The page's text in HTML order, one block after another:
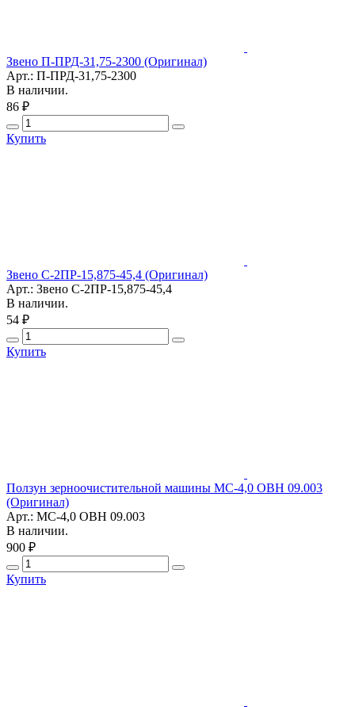
Звено П-ПРД-31,75-2300 (Оригинал)
Арт.: П-ПРД-31,75-2300
В наличии.
86 ₽
Купить
Звено С-2ПР-15,875-45,4 (Оригинал)
Арт.: Звено С-2ПР-15,875-45,4
В наличии.
54 ₽
Купить
Ползун зерноочистительной машины МС-4,0 ОВН 09.003
(Оригинал)
Арт.: МС-4,0 ОВН 09.003
В наличии.
900 ₽
Купить